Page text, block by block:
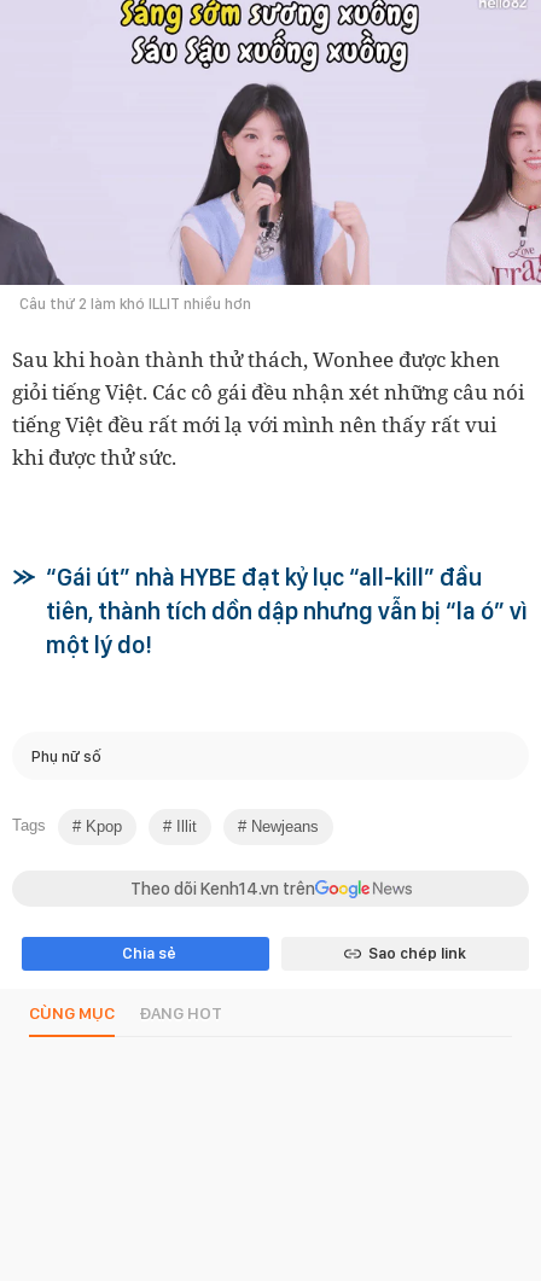
Câu thứ 2 làm khó ILLIT nhiều hơn
Sau khi hoàn thành thử thách, Wonhee được khen
giỏi tiếng Việt. Các cô gái đều nhận xét những câu nói
tiếng Việt đều rất mới lạ với mình nên thấy rất vui
khi được thử sức.
“Gái út” nhà HYBE đạt kỷ lục “all-kill” đầu
tiên, thành tích dồn dập nhưng vẫn bị “la ó” vì
một lý do!
Phụ nữ số
Tags Kpop Illit Newjeans
Theo dõi Kenh14.vn trên
Chia sẻ Sao chép link
CÙNG MỤC ĐANG HOT